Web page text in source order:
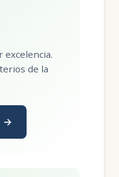
excelencia.
de la
→